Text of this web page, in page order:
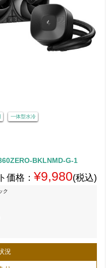
一体型水冷
BKLNMD-G-1
価格： ¥9,980(税込)
ク
況